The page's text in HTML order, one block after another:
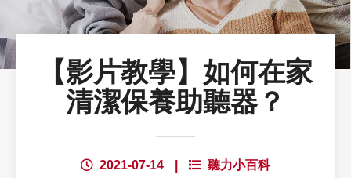
【影片教學】如何在家
清潔保養助聽器？
2021-07-14 聽力小百科